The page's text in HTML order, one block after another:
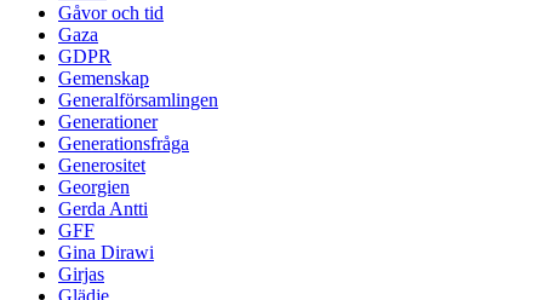
Gåvor och tid
Gaza
GDPR
Gemenskap
Generalförsamlingen
Generationer
Generationsfråga
Generositet
Georgien
Gerda Antti
GFF
Gina Dirawi
Girjas
Glädje